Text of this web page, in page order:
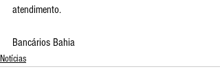
atendimento.
Bancários Bahia
Notícias